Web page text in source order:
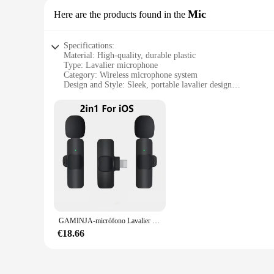
Here are the products found in the Mic
Specifications:
Material: High-quality, durable plastic
Type: Lavalier microphone
Category: Wireless microphone system
Design and Style: Sleek, portable lavalier design
Performance and Property: Crystal-clear audio transmission
Parts and Accessories: Includes transmitter and receiver,
Features:
|Wholesale|Vendors|
**Unmatched Clarity and Convenience**
The microfono de solapa lavalier inalambrico Mic is a
professional speaker, podcaster, or videographer, this
This wireless microphone system is engineered to deliver
seamlessly together, providing a stable connection up to a
GAMINJA-micrófono Lavalier inalámbrico portátil, minimicrófono de grabación de Audio y vídeo para iPhone y Android, batería de larga duración, transmisión en vivo
€18.66